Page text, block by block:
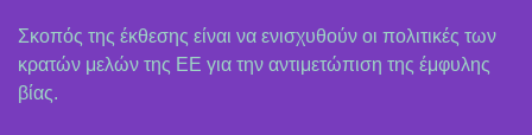
Σκοπός της έκθεσης είναι να ενισχυθούν οι πολιτικές των
κρατών μελών της ΕΕ για την αντιμετώπιση της έμφυλης
βίας.